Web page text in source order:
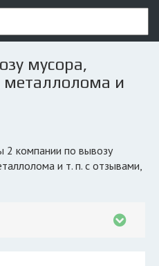
мусора,
металлолома и
и т. п. с отзывами,